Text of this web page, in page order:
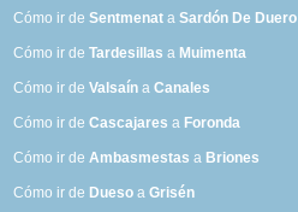
Cómo ir deSentmenat aSardón De Duero
Cómo ir deTardesillas a Muimenta
Cómo ir deValsaín aCanales
Cómo ir deCascajares a Foronda
Cómo ir deAmbasmestas a Briones
Cómo ir de Dueso aGrisén